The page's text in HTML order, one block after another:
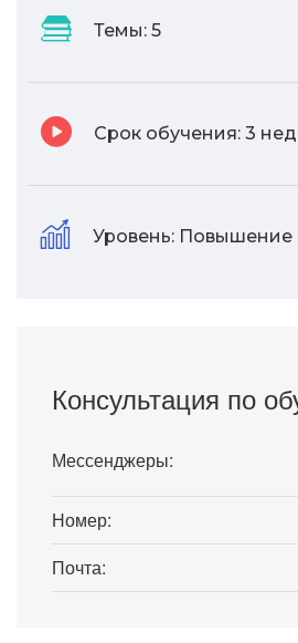
Темы: 5
Срок обучения: 3
Уровень: Повышение
Консультация по
Мессенджеры:
Номер:
Почта: